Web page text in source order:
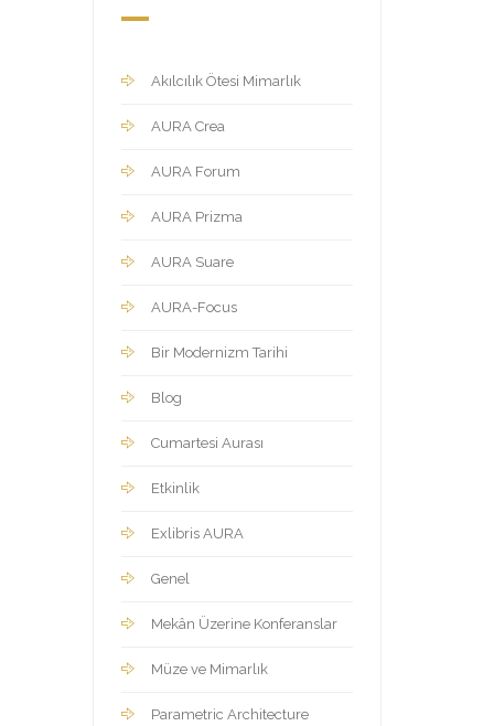
Akılcılık Ötesi Mimarlık
AURA Crea
AURA Forum
AURA Prizma
AURA Suare
AURA-Focus
Bir Modernizm Tarihi
Blog
Cumartesi Aurası
Etkinlik
Exlibris AURA
Genel
Mekân Üzerine Konferanslar
Müze ve Mimarlık
Parametric Architecture